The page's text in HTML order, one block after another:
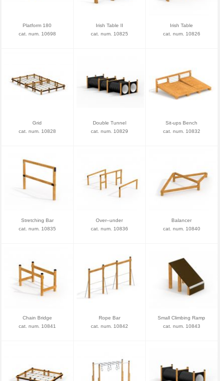
Platform 180
cat. num. 10698
Irish Table II
cat. num. 10825
Irish Table
cat. num. 10826
Grid
cat. num. 10828
Double Tunnel
cat. num. 10829
Sit-ups Bench
cat. num. 10832
Stretching Bar
cat. num. 10835
Over–under
cat. num. 10836
Balancer
cat. num. 10840
Chain Bridge
cat. num. 10841
Rope Bar
cat. num. 10842
Small Climbing Ramp
cat. num. 10843